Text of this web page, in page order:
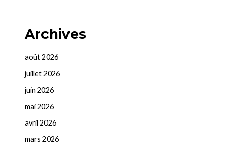
Archives
août 2026
juillet 2026
juin 2026
mai 2026
avril 2026
mars 2026